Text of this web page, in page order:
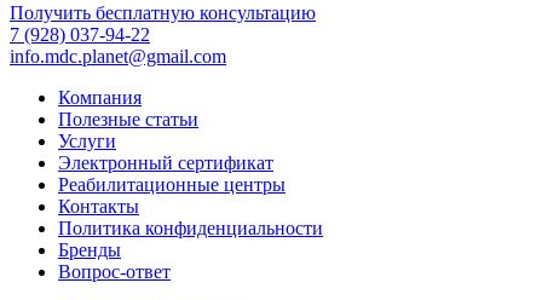
Получить бесплатную консультацию
7 (928) 037-94-22
info.mdc.planet@gmail.com
Компания
Полезные статьи
Услуги
Электронный сертификат
Реабилитационные центры
Контакты
Политика конфиденциальности
Бренды
Вопрос-ответ